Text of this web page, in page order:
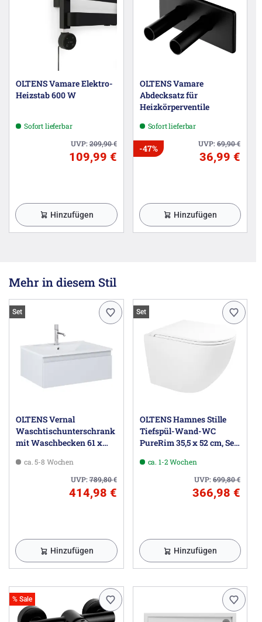
OLTENS Vamare Elektro-
Heizstab 600 W
Sofort lieferbar
UVP:209,90€
109,99 €
Hinzufügen
OLTENS Vamare
Abdecksatz für
Heizkörperventile
Sofort lieferbar
UVP:69,90€
-47%
36,99 €
Hinzufügen
Mehr in diesem Stil
Set
OLTENS Vernal
Waschtischunterschrank
mit Waschbecken 61 x
ca. 5-8 Wochen
UVP:789,80€
414,98 €
Hinzufügen
Set
OLTENS Hamnes Stille
Tiefspül-Wand-WC
PureRim 35,5 x 52 cm, Set
mit SmartClean
ca. 1-2 Wochen
UVP:699,80€
366,98 €
Hinzufügen
% Sale